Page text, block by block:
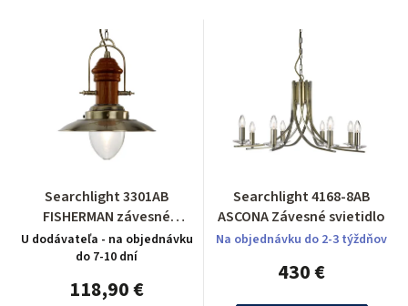
Searchlight 3301AB
FISHERMAN závesné
svietidlo
U dodávateľa - na objednávku
do 7-10 dní
118,90 €
Searchlight 4168-8AB
ASCONA Závesné svietidlo
Na objednávku do 2-3 týždňov
430 €